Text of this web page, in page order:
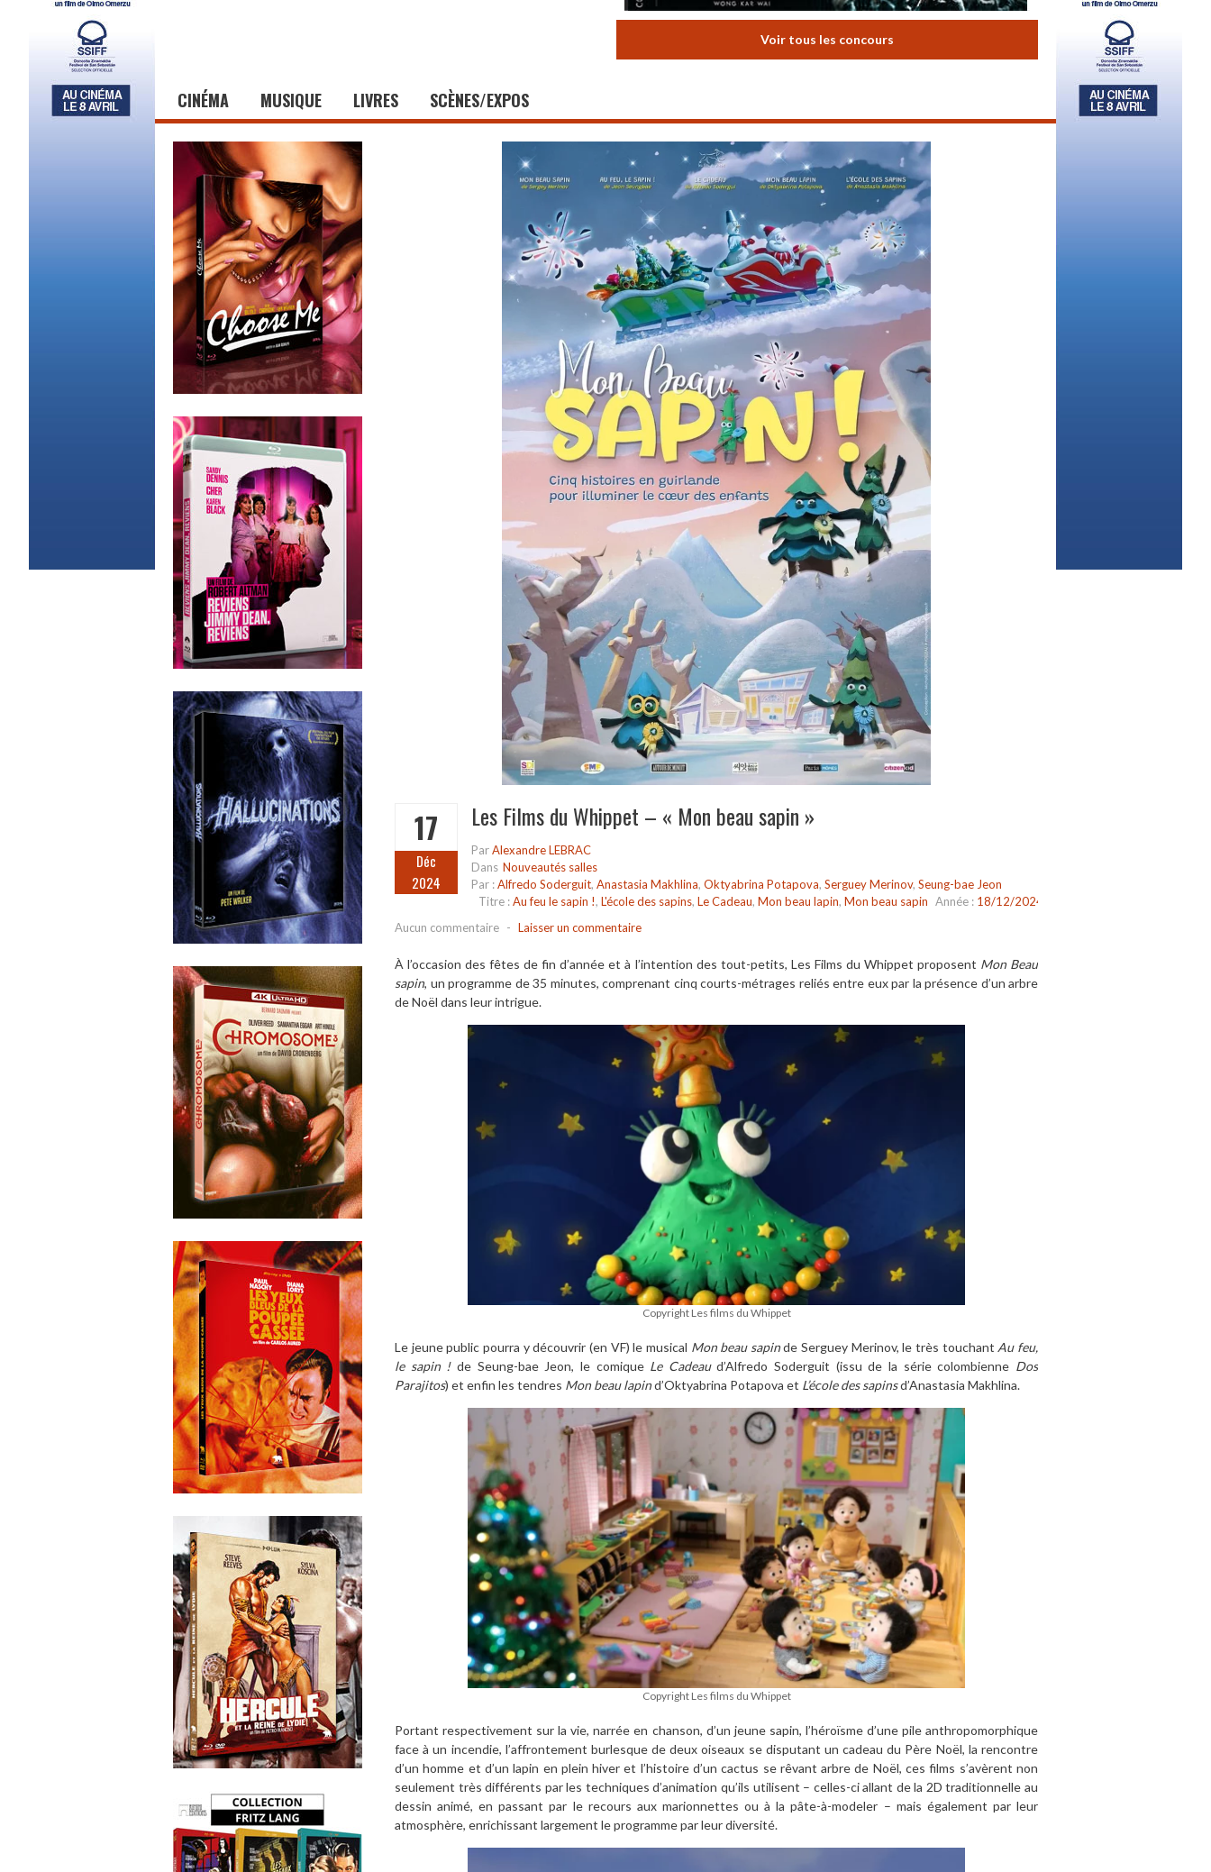
Voir tous les concours
CINÉMA MUSIQUE LIVRES SCÈNES/EXPOS
17
Déc
2024
Les Films du Whippet – « Mon beau sapin »
ParAlexandre LEBRAC
Dans Nouveautés salles
Par :Alfredo Soderguit, Anastasia Makhlina, Oktyabrina Potapova, Serguey Merinov, Seung-bae Jeon
Titre :Au feu le sapin !, L'école des sapins, Le Cadeau, Mon beau lapin, Mon beau sapin Année : 18/12/2024
Aucun commentaire - Laisser un commentaire
À l’occasion des fêtes de fin d’année et à l’intention des tout-petits, Les Films du Whippet proposent Mon Beau
sapin, un programme de 35 minutes, comprenant cinq courts-métrages reliés entre eux par la présence d’un arbre
de Noël dans leur intrigue.
Copyright Les films du Whippet
Le jeune public pourra y découvrir (en VF) le musical Mon beau sapinde Serguey Merinov, le très touchant Au feu,
le sapin !de Seung-bae Jeon, le comique Le Cadeaud’Alfredo Soderguit (issu de la série colombienne Dos
Parajitos) et enfin les tendres Mon beau lapind’Oktyabrina Potapova et L’école des sapinsd’Anastasia Makhlina.
Copyright Les films du Whippet
Portant respectivement sur la vie, narrée en chanson, d’un jeune sapin, l’héroïsme d’une pile anthropomorphique
face à un incendie, l’affrontement burlesque de deux oiseaux se disputant un cadeau du Père Noël, la rencontre
d’un homme et d’un lapin en plein hiver et l’histoire d’un cactus se rêvant arbre de Noël, ces films s’avèrent non
seulement très différents par les techniques d’animation qu’ils utilisent – celles-ci allant de la 2D traditionnelle au
dessin animé, en passant par le recours aux marionnettes ou à la pâte-à-modeler – mais également par leur
atmosphère, enrichissant largement le programme par leur diversité.